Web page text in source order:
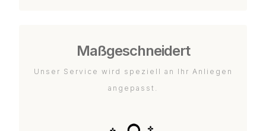
Maßgeschneidert
Unser Service wird speziell an Ihr Anliegen
angepasst.